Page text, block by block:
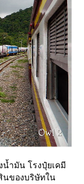
ำมัน โรงปุ๋ยเคมี
นของบริษัทใน